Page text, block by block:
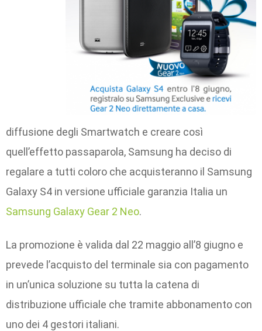
diffusione degli Smartwatch e creare così
quell’effetto passaparola, Samsung ha deciso di
regalare a tutti coloro che acquisteranno il Samsung
Galaxy S4 in versione ufficiale garanzia Italia un
Samsung Galaxy Gear 2 Neo.
La promozione è valida dal 22 maggio all’8 giugno e
prevede l’acquisto del terminale sia con pagamento
in un’unica soluzione su tutta la catena di
distribuzione ufficiale che tramite abbonamento con
uno dei 4 gestori italiani.